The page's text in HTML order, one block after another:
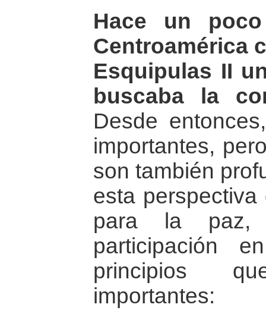
Hace un
Centroamérica
Esquipulas II
buscaba la
Desde
importantes,
son también
esta
para la paz,
participación
principios
importantes: